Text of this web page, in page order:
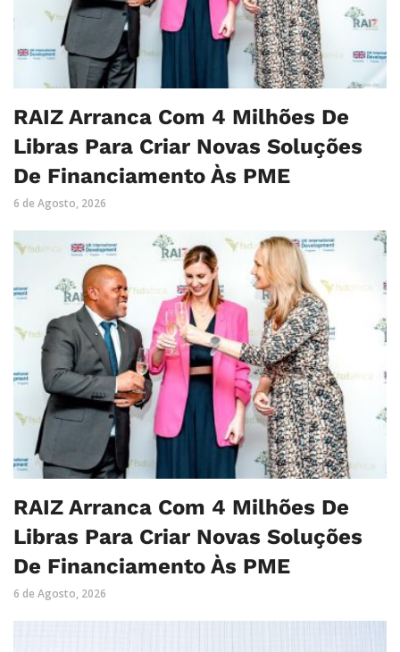
RAIZ Arranca Com 4 Milhões De
Libras Para Criar Novas Soluções
De Financiamento Às PME
6 de Agosto, 2026
RAIZ Arranca Com 4 Milhões De
Libras Para Criar Novas Soluções
De Financiamento Às PME
6 de Agosto, 2026